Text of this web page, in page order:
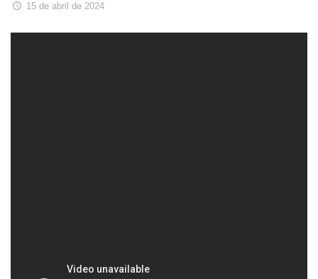
15 de abril de 2024